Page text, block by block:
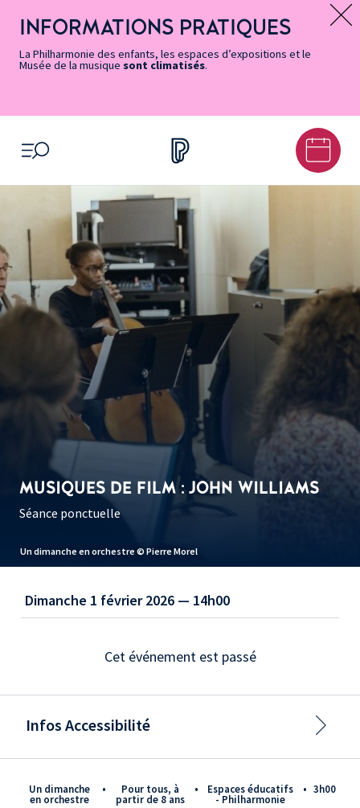
page
Accessibilité
accès
rapides
principal
contenu
principal
page
Message d’information
INFORMATIONS PRATIQUES
La Philharmonie des enfants, les espaces d’expositions et le
Musée de la musique sont climatisés.
OUVRIR LE MENU
Un dimanche en orchestre © Pierre Morel
MUSIQUES DE FILM : JOHN WILLIAMS
Séance ponctuelle
Un dimanche
en orchestre
• pour tous, à
partir de 8 ans
• Espaces éducatifs
- Philharmonie
• 3h00
Dimanche 1 février 2026 — 14h00
Cet événement est passé
Infos Accessibilité